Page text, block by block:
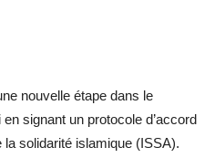
nouvelle étape dans le
signant un protocole d’accord
solidarité islamique (ISSA).